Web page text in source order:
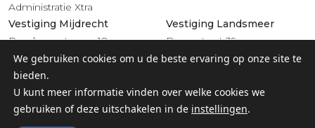
Volg ons
Administratie Xtra
Vestiging Mijdrecht
Rendementsweg 18
3641 SL Mijdrecht
0297 - 283 201
Vestiging Landsmeer
Dorpsstraat 39
1121 BV Landsmeer
We gebruiken cookies om u de beste ervaring op onze site te
bieden.
U kunt meer informatie vinden over welke cookies we
gebruiken of deze uitschakelen in de instellingen.